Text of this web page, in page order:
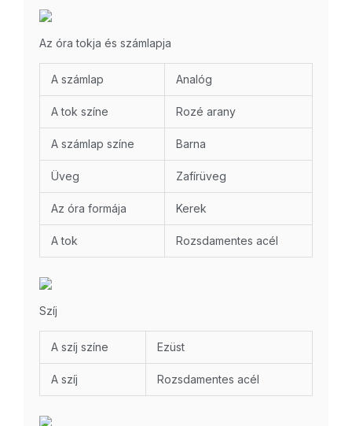
Az óra tokja és számlapja
A számlap Analóg
A tok színe Rozé arany
A számlap színe Barna
Üveg Zafírüveg
Az óra formája Kerek
A tok Rozsdamentes acél
Szíj
A szíj színe Ezüst
A szíj Rozsdamentes acél